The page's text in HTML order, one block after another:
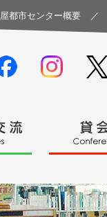
都市センター概要 ／